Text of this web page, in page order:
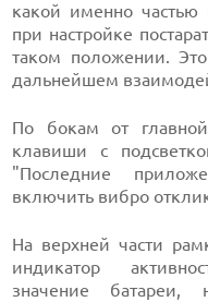
какой именно частью
при настройке
таком положении.
дальнейшем
По бокам от
клавиши с
"Последние
включить вибро
На верхней части
индикатор
значение батареи,